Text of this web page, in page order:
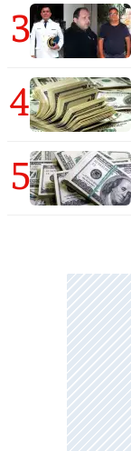
3
4
5